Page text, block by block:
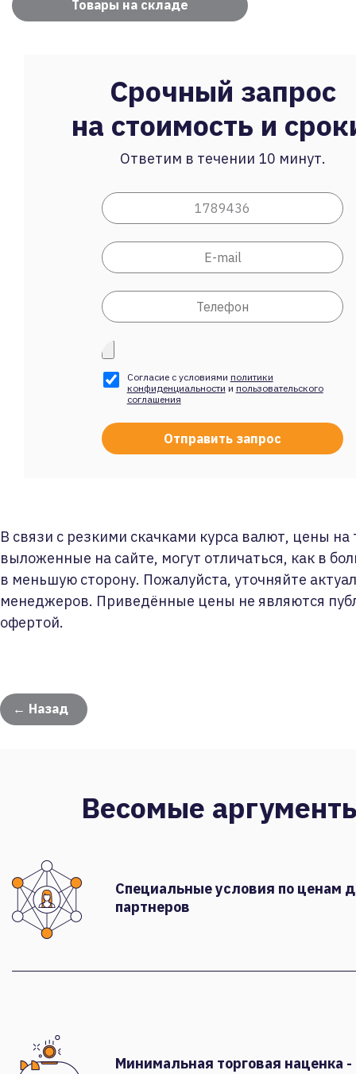
Товары на складе
Срочный запрос
на стоимость и
Ответим в течении 10 минут.
Согласие с условиями политики
конфиденциальности и пользовательского
соглашения
В связи с резкими скачками курса валют, цены на
выложенные на сайте, могут отличаться, как в
в меньшую сторону. Пожалуйста, уточняйте
менеджеров. Приведённые цены не являются
офертой.
← Назад
Весомые
Специальные условия по ценам
партнеров
Минимальная торговая наценка